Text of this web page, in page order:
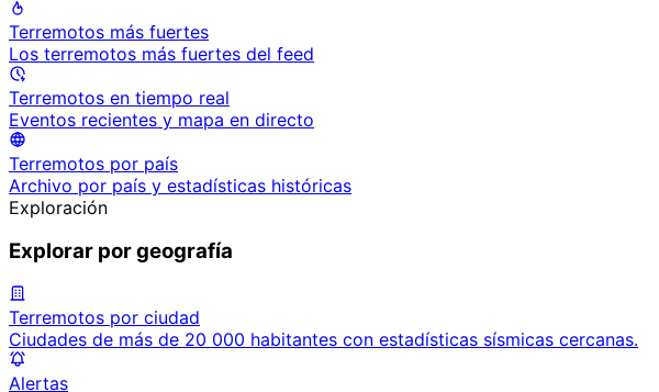
Terremotos más fuertes
Los terremotos más fuertes del feed
Terremotos en tiempo real
Eventos recientes y mapa en directo
Terremotos por país
Archivo por país y estadísticas históricas
Exploración
Explorar por geografía
Terremotos por ciudad
Ciudades de más de 20 000 habitantes con estadísticas sísmicas cercanas.
Alertas